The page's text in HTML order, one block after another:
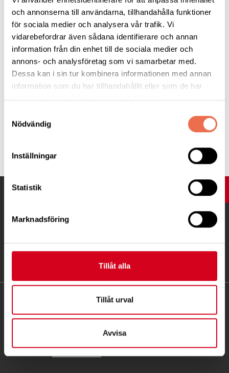
och annonserna till användarna, tillhandahålla funktioner
för sociala medier och analysera vår trafik. Vi
vidarebefordrar även sådana identifierare och annan
information från din enhet till de sociala medier och
annons- och analysföretag som vi samarbetar med.
Dessa kan i sin tur kombinera informationen med annan
information som du har tillhandahållit eller som de har
samlat in när du har använt deras tjänster.
Nödvändig
Inställningar
Statistik
Marknadsföring
Tillåt alla
Tillåt urval
Avvisa
Expressen
UPP
Telefon:08-677 70 10